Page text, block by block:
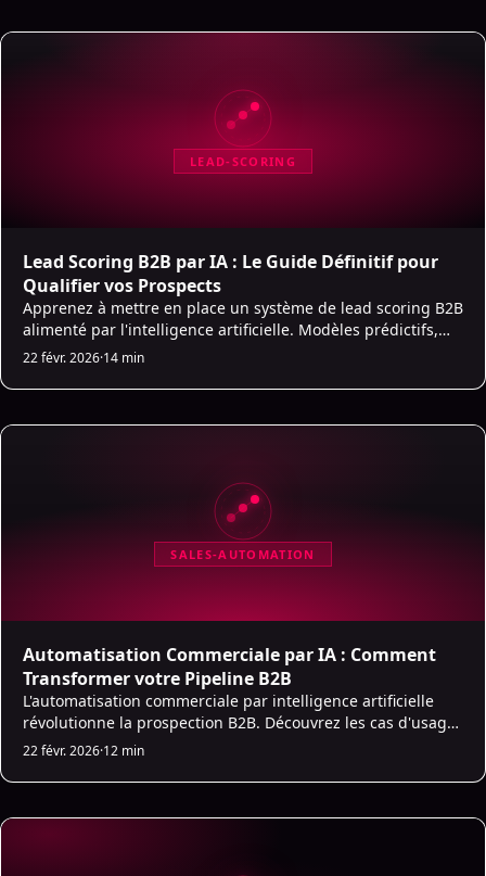
LEAD-SCORING
Lead Scoring B2B par IA : Le Guide Définitif pour
Qualifier vos Prospects
Apprenez à mettre en place un système de lead scoring B2B
alimenté par l'intelligence artificielle. Modèles prédictifs,
critères de scoring et intégration CRM.
22 févr. 2026·14 min
SALES-AUTOMATION
Automatisation Commerciale par IA : Comment
Transformer votre Pipeline B2B
L'automatisation commerciale par intelligence artificielle
révolutionne la prospection B2B. Découvrez les cas d'usage
concrets, les outils et les stratégies pour automatiser votre
22 févr. 2026·12 min